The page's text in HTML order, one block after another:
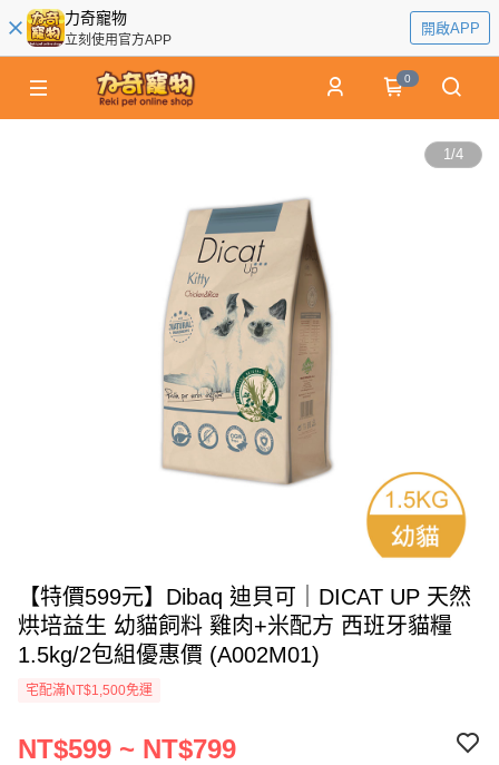
力奇寵物
立刻使用官方APP
開啟APP
0
1/4
【特價599元】Dibaq 迪貝可｜DICAT UP 天然
烘培益生 幼貓飼料 雞肉+米配方 西班牙貓糧
1.5kg/2包組優惠價 (A002M01)
宅配滿NT$1,500免運
NT$599 ~ NT$799